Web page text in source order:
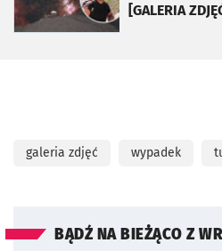
[GALERIA
galeria zdjęć wypadek
BĄDŹ NA BIEŻĄCO Z